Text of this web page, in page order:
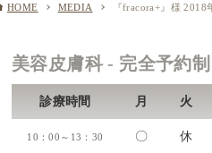
HOME MEDIA 『fracora+』様
美容皮膚科 - 完全予約
診療時間 月 火
10：00～13：30 〇 休